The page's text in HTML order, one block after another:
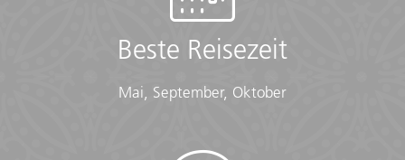
Beste Reisezeit
Mai, September, Oktober